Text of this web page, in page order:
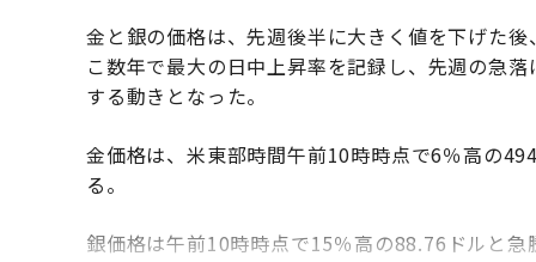
金と銀の価格は、先週後半に大きく値を下げた
こ数年で最大の日中上昇率を記録し、先週の急
する動きとなった。
金価格は、米東部時間午前10時時点で6％高の
る。
銀価格は午前10時時点で15％高の88.76ドルと